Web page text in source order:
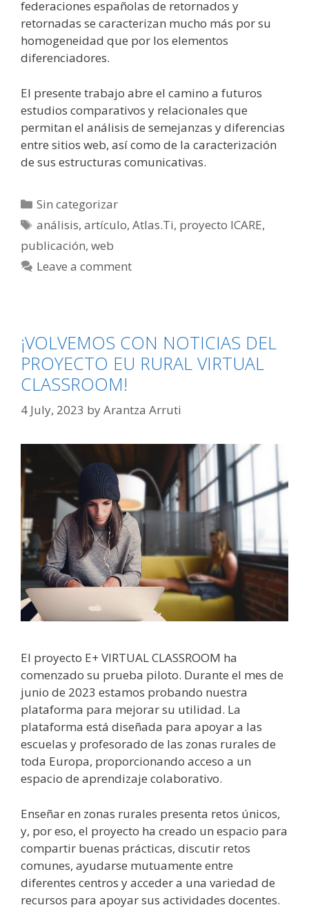
federaciones españolas de retornados y
retornadas se caracterizan mucho más por su
homogeneidad que por los elementos
diferenciadores.
El presente trabajo abre el camino a futuros
estudios comparativos y relacionales que
permitan el análisis de semejanzas y diferencias
entre sitios web, así como de la caracterización
de sus estructuras comunicativas.
Categories
Sin categorizar
Tags
análisis,artículo,Atlas.Ti, proyecto ICARE,
publicación, web
Leave a comment
¡VOLVEMOS CON NOTICIAS DEL
PROYECTO EU RURAL VIRTUAL
CLASSROOM!
4 July, 2023 byArantza Arruti
El proyecto E+ VIRTUAL CLASSROOM ha
comenzado su prueba piloto. Durante el mes de
junio de 2023 estamos probando nuestra
plataforma para mejorar su utilidad. La
plataforma está diseñada para apoyar a las
escuelas y profesorado de las zonas rurales de
toda Europa, proporcionando acceso a un
espacio de aprendizaje colaborativo.
Enseñar en zonas rurales presenta retos únicos,
y, por eso, el proyecto ha creado un espacio para
compartir buenas prácticas, discutir retos
comunes, ayudarse mutuamente entre
diferentes centros y acceder a una variedad de
recursos para apoyar sus actividades docentes.